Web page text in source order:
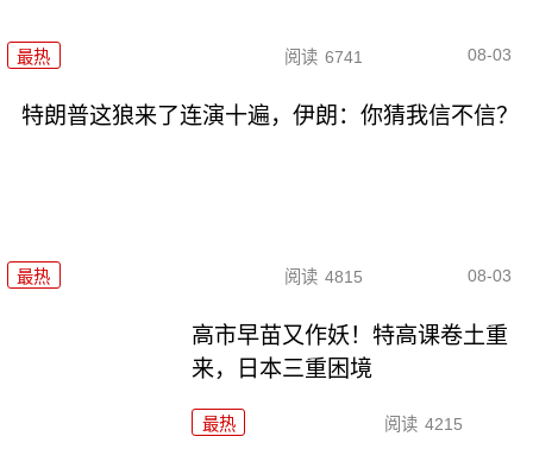
最热 阅读 6741 08-03
特朗普这狼来了连演十遍，伊朗：你猜我信不信？
最热 阅读 4815 08-03
高市早苗又作妖！特高课卷土重
来，日本三重困境
最热 阅读 4215